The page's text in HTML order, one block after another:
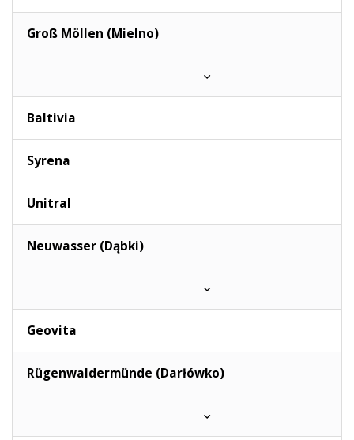
Groß Möllen (Mielno)
Baltivia
Syrena
Unitral
Neuwasser (Dąbki)
Geovita
Rügenwaldermünde (Darłówko)